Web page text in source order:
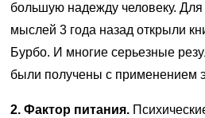
большую надежду человеку.
мыслей 3 года назад открыли
Бурбо. И многие серьезные
были получены с применением
2. Фактор питания.